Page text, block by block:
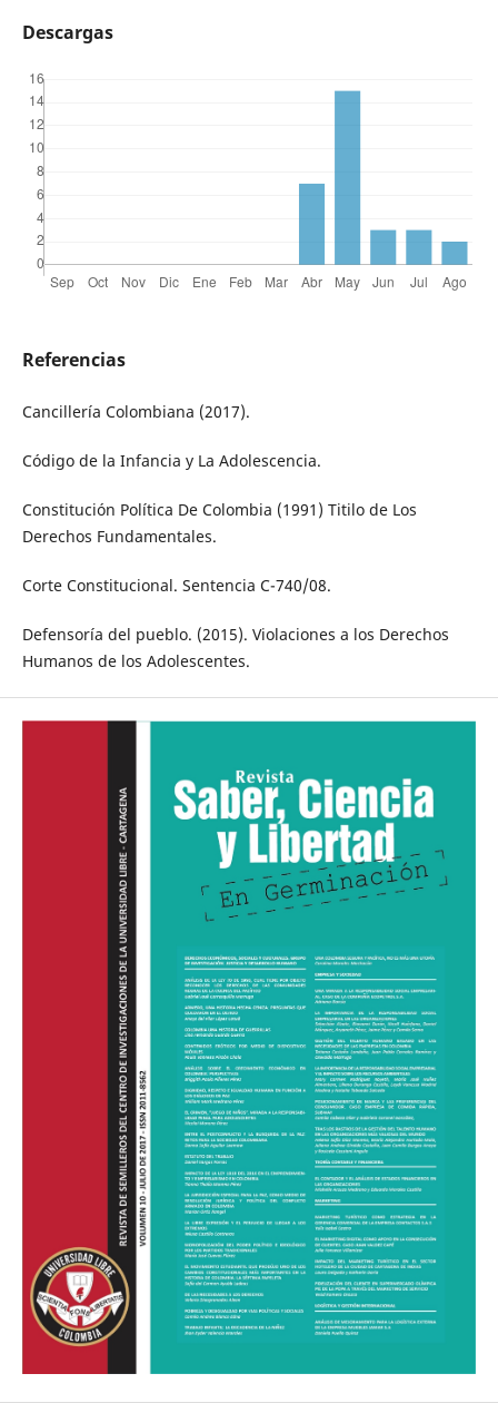
Descargas
Referencias
Cancillería Colombiana (2017).
Código de la Infancia y La Adolescencia.
Constitución Política De Colombia (1991) Titilo de Los
Derechos Fundamentales.
Corte Constitucional. Sentencia C-740/08.
Defensoría del pueblo. (2015). Violaciones a los Derechos
Humanos de los Adolescentes.